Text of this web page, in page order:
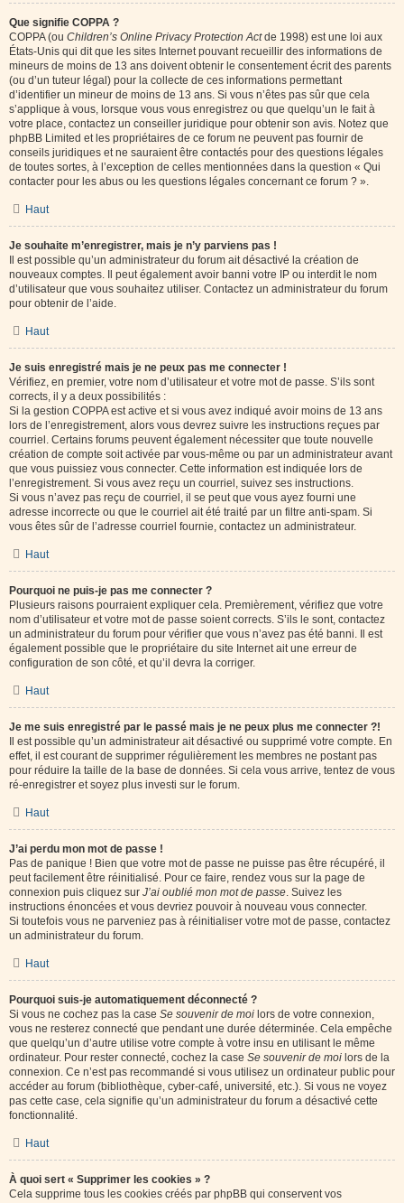
Que signifie COPPA ?
COPPA (ou Children’s Online Privacy Protection Actde 1998) est une loi aux
États-Unis qui dit que les sites Internet pouvant recueillir des informations de
mineurs de moins de 13 ans doivent obtenir le consentement écrit des parents
(ou d’un tuteur légal) pour la collecte de ces informations permettant
d’identifier un mineur de moins de 13 ans. Si vous n’êtes pas sûr que cela
s’applique à vous, lorsque vous vous enregistrez ou que quelqu’un le fait à
votre place, contactez un conseiller juridique pour obtenir son avis. Notez que
phpBB Limited et les propriétaires de ce forum ne peuvent pas fournir de
conseils juridiques et ne sauraient être contactés pour des questions légales
de toutes sortes, à l’exception de celles mentionnées dans la question « Qui
contacter pour les abus ou les questions légales concernant ce forum ? ».
Haut
Je souhaite m’enregistrer, mais je n’y parviens pas !
Il est possible qu’un administrateur du forum ait désactivé la création de
nouveaux comptes. Il peut également avoir banni votre IP ou interdit le nom
d’utilisateur que vous souhaitez utiliser. Contactez un administrateur du forum
pour obtenir de l’aide.
Haut
Je suis enregistré mais je ne peux pas me connecter !
Vérifiez, en premier, votre nom d’utilisateur et votre mot de passe. S’ils sont
corrects, il y a deux possibilités :
Si la gestion COPPA est active et si vous avez indiqué avoir moins de 13 ans
lors de l’enregistrement, alors vous devrez suivre les instructions reçues par
courriel. Certains forums peuvent également nécessiter que toute nouvelle
création de compte soit activée par vous-même ou par un administrateur avant
que vous puissiez vous connecter. Cette information est indiquée lors de
l’enregistrement. Si vous avez reçu un courriel, suivez ses instructions.
Si vous n’avez pas reçu de courriel, il se peut que vous ayez fourni une
adresse incorrecte ou que le courriel ait été traité par un filtre anti-spam. Si
vous êtes sûr de l’adresse courriel fournie, contactez un administrateur.
Haut
Pourquoi ne puis-je pas me connecter ?
Plusieurs raisons pourraient expliquer cela. Premièrement, vérifiez que votre
nom d’utilisateur et votre mot de passe soient corrects. S’ils le sont, contactez
un administrateur du forum pour vérifier que vous n’avez pas été banni. Il est
également possible que le propriétaire du site Internet ait une erreur de
configuration de son côté, et qu’il devra la corriger.
Haut
Je me suis enregistré par le passé mais je ne peux plus me connecter ?!
Il est possible qu’un administrateur ait désactivé ou supprimé votre compte. En
effet, il est courant de supprimer régulièrement les membres ne postant pas
pour réduire la taille de la base de données. Si cela vous arrive, tentez de vous
ré-enregistrer et soyez plus investi sur le forum.
Haut
J’ai perdu mon mot de passe !
Pas de panique ! Bien que votre mot de passe ne puisse pas être récupéré, il
peut facilement être réinitialisé. Pour ce faire, rendez vous sur la page de
connexion puis cliquez sur J’ai oublié mon mot de passe. Suivez les
instructions énoncées et vous devriez pouvoir à nouveau vous connecter.
Si toutefois vous ne parveniez pas à réinitialiser votre mot de passe, contactez
un administrateur du forum.
Haut
Pourquoi suis-je automatiquement déconnecté ?
Si vous ne cochez pas la case Se souvenir de moi lors de votre connexion,
vous ne resterez connecté que pendant une durée déterminée. Cela empêche
que quelqu’un d’autre utilise votre compte à votre insu en utilisant le même
ordinateur. Pour rester connecté, cochez la case Se souvenir de moi lors de la
connexion. Ce n’est pas recommandé si vous utilisez un ordinateur public pour
accéder au forum (bibliothèque, cyber-café, université, etc.). Si vous ne voyez
pas cette case, cela signifie qu’un administrateur du forum a désactivé cette
fonctionnalité.
Haut
À quoi sert « Supprimer les cookies » ?
Cela supprime tous les cookies créés par phpBB qui conservent vos